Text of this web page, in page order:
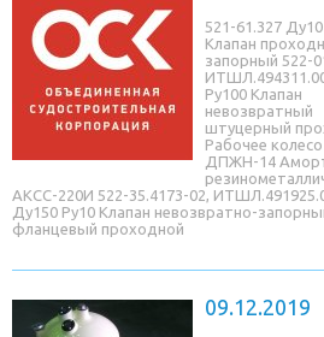
521-61.327
Клапан
запорный 522-
Ру100 Клапан
невозвратный
штуцерный
Рабочее колесо
ДПЖН-14
АКСС-220И 522-35.4173-02,
Ду150 Ру10 Клапан невозвратно-
фланцевый проходной
09.12.2019